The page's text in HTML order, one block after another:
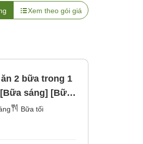
Xem theo gói giá
2 bữa trong 1
sáng] [Bữa
Bữa tối